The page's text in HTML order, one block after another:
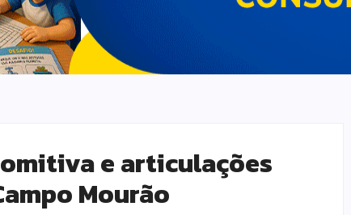
e articulações
Mourão